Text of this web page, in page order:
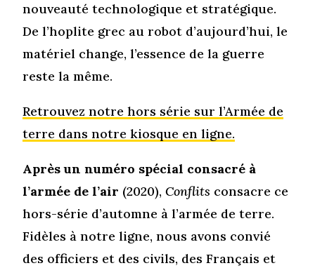
nouveauté technologique et stratégique.
De l’hoplite grec au robot d’aujourd’hui, le
matériel change, l’essence de la guerre
reste la même.
Retrouvez notre hors série sur l’Armée de
terre dans notre kiosque en ligne.
Après un numéro spécial consacré à
l’armée de l’air (2020),Conflits consacre ce
hors-série d’automne à l’armée de terre.
Fidèles à notre ligne, nous avons convié
des officiers et des civils, des Français et